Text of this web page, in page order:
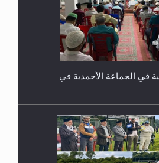
في الجماعة الأحمدية في